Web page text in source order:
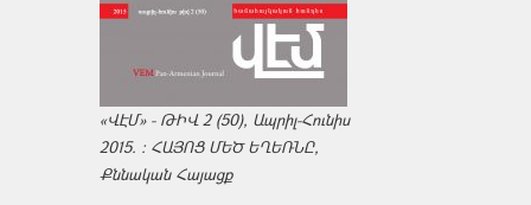
«ՎԷՄ» - ԹԻՎ 2 (50), Ապրիլ-Հունիս
2015. : ՀԱՅՈՑ ՄԵԾ ԵՂԵՌՆԸ,
Քննական Հայացք